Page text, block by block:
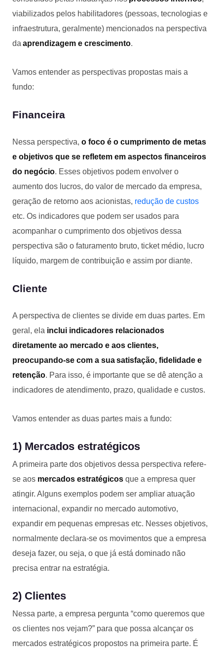
viabilizados pelos habilitadores (pessoas, tecnologias e
infraestrutura, geralmente) mencionados na perspectiva
daaprendizagem e crescimento.
Vamos entender as perspectivas propostas mais a
fundo:
Financeira
Nessa perspectiva, o foco é o cumprimento de metas
e objetivos que se refletem em aspectos financeiros
do negócio. Esses objetivos podem envolver o
aumento dos lucros, do valor de mercado da empresa,
geração de retorno aos acionistas, redução de custos
etc. Os indicadores que podem ser usados para
acompanhar o cumprimento dos objetivos dessa
perspectiva são o faturamento bruto, ticket médio, lucro
líquido, margem de contribuição e assim por diante.
Cliente
A perspectiva de clientes se divide em duas partes. Em
geral, ela inclui indicadores relacionados
diretamente ao mercado e aos clientes,
preocupando-se com a sua satisfação, fidelidade e
retenção. Para isso, é importante que se dê atenção a
indicadores de atendimento, prazo, qualidade e custos.
Vamos entender as duas partes mais a fundo:
1) Mercados estratégicos
A primeira parte dos objetivos dessa perspectiva refere-
se aos mercados estratégicos que a empresa quer
atingir. Alguns exemplos podem ser ampliar atuação
internacional, expandir no mercado automotivo,
expandir em pequenas empresas etc. Nesses objetivos,
normalmente declara-se os movimentos que a empresa
deseja fazer, ou seja, o que já está dominado não
precisa entrar na estratégia.
2) Clientes
Nessa parte, a empresa pergunta “como queremos que
os clientes nos vejam?” para que possa alcançar os
mercados estratégicos propostos na primeira parte. É